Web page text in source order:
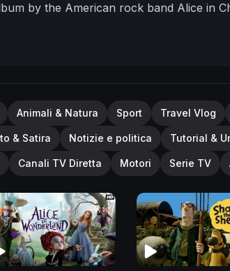
by the American rock band Alice in
such as criticism, comment, news
Animali & Natura Sport Travel Vlog
& Satira Notizie e politica Tutorial &
Canali TV Diretta Motori Serie TV